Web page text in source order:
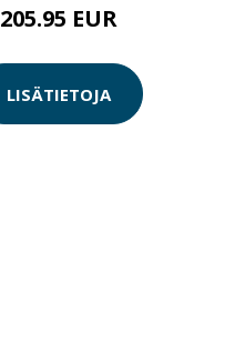
205.95 EUR
LISÄTIETOJA